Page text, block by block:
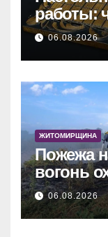
работы:
и почему
за себя
06.08.2026
ЖИТОМИРЩИНА
Пожежа
вогонь
OnLine)
06.08.2026